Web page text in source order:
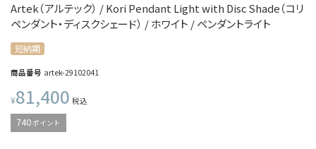
Artek（アルテック） / Kori Pendant Light with Disc Shade（コリ
ペンダント・ディスクシェード） / ホワイト / ペンダントライト
短納期
商品番号 artek-29102041
¥81,400 税込
740ポイント